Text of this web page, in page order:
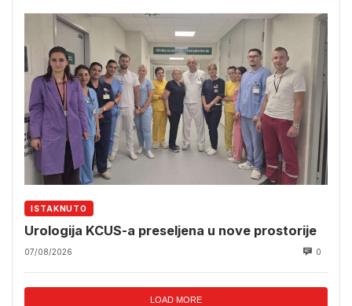
ISTAKNUTO
Urologija KCUS-a preseljena u nove prostorije
07/08/2026 0
LOAD MORE